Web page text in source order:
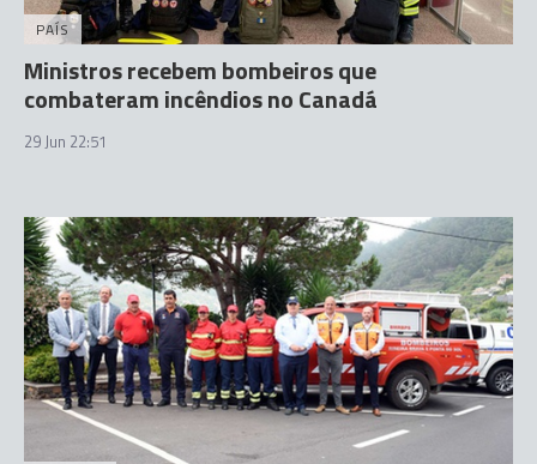
PAÍS
Ministros recebem bombeiros que
combateram incêndios no Canadá
29 Jun 22:51